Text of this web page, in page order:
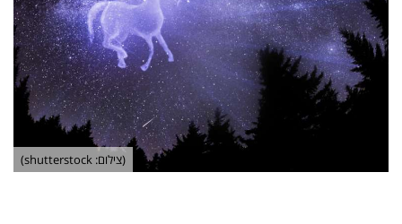
(צילום: shutterstock)